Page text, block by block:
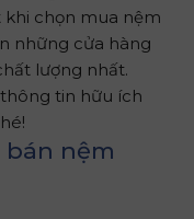
chọn mua nệm
những cửa hàng
lượng nhất.
tin hữu ích
bán nệm